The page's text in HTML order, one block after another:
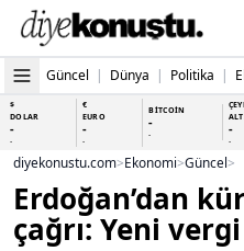
Güncel | Dünya | Politika |
$
DOLAR
-
-
€
EURO
-
-
BİTCOİN
-
- -
-
diyekonustu.com>Ekonomi>Güncel>
Erdoğan’dan
çağrı: Yeni